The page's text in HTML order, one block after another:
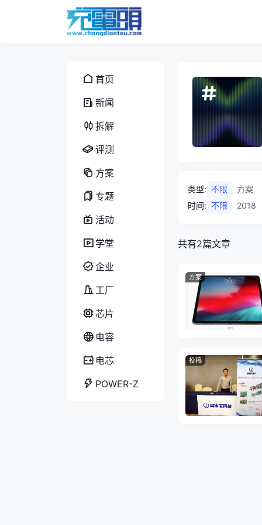
首页
新闻
拆解
评测
方案
专题
活动
学堂
企业
工厂
芯片
电容
电芯
POWER-Z
类型: 不限 方案
时间: 不限 2018
共有2篇文章
方案
投稿